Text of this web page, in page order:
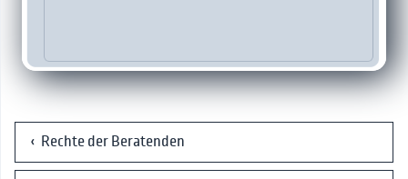
‹ Rechte der Beratenden